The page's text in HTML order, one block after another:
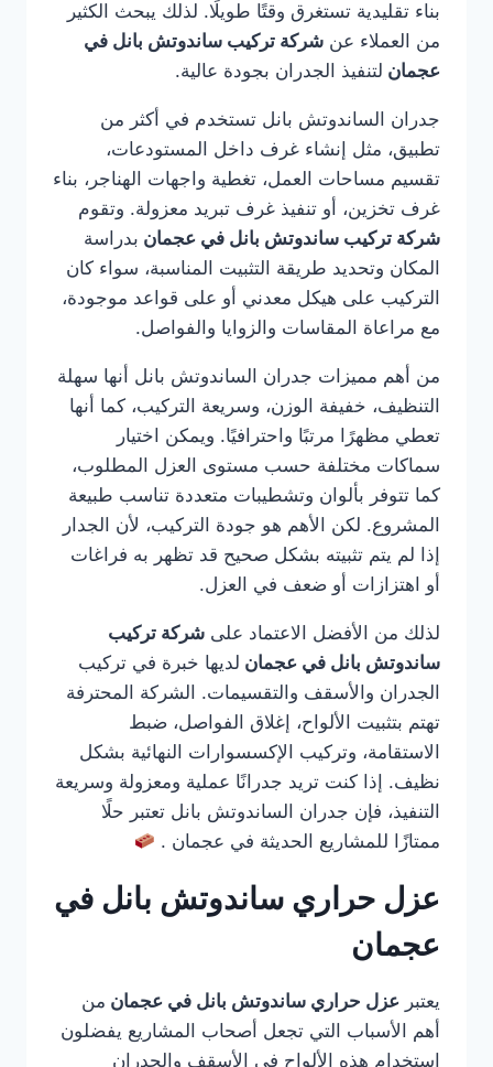
بناء تقليدية تستغرق وقتًا طويلًا. لذلك يبحث الكثير
من العملاء عن شركة تركيب ساندوتش بانل في
عجمان لتنفيذ الجدران بجودة عالية.
جدران الساندوتش بانل تستخدم في أكثر من
تطبيق، مثل إنشاء غرف داخل المستودعات،
تقسيم مساحات العمل، تغطية واجهات الهناجر، بناء
غرف تخزين، أو تنفيذ غرف تبريد معزولة. وتقوم
شركة تركيب ساندوتش بانل في عجمان بدراسة
المكان وتحديد طريقة التثبيت المناسبة، سواء كان
التركيب على هيكل معدني أو على قواعد موجودة،
مع مراعاة المقاسات والزوايا والفواصل.
من أهم مميزات جدران الساندوتش بانل أنها سهلة
التنظيف، خفيفة الوزن، وسريعة التركيب، كما أنها
تعطي مظهرًا مرتبًا واحترافيًا. ويمكن اختيار
سماكات مختلفة حسب مستوى العزل المطلوب،
كما تتوفر بألوان وتشطيبات متعددة تناسب طبيعة
المشروع. لكن الأهم هو جودة التركيب، لأن الجدار
إذا لم يتم تثبيته بشكل صحيح قد تظهر به فراغات
أو اهتزازات أو ضعف في العزل.
لذلك من الأفضل الاعتماد على شركة تركيب
ساندوتش بانل في عجمان لديها خبرة في تركيب
الجدران والأسقف والتقسيمات. الشركة المحترفة
تهتم بتثبيت الألواح، إغلاق الفواصل، ضبط
الاستقامة، وتركيب الإكسسوارات النهائية بشكل
نظيف. إذا كنت تريد جدرانًا عملية ومعزولة وسريعة
التنفيذ، فإن جدران الساندوتش بانل تعتبر حلًا
ممتازًا للمشاريع الحديثة في عجمان .
عزل حراري ساندوتش بانل في
عجمان
يعتبر عزل حراري ساندوتش بانل في عجمان من
أهم الأسباب التي تجعل أصحاب المشاريع يفضلون
استخدام هذه الألواح في الأسقف والجدران